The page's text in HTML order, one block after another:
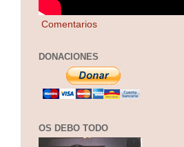
Comentarios
DONACIONES
OS DEBO TODO